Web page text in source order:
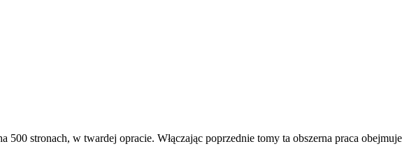
stronach, w twardej opracie. Włączając poprzednie tomy ta obszerna praca obejmuje